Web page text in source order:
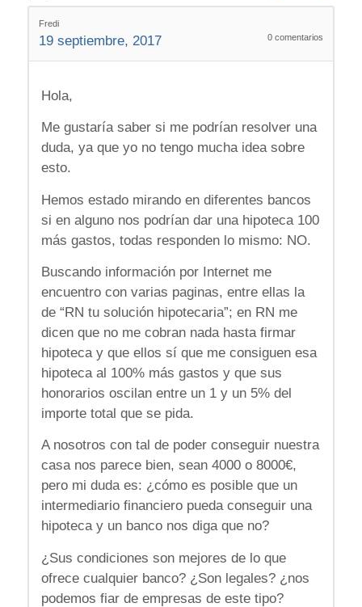
Fredi
19 septiembre, 2017 0 comentarios
Hola,
Me gustaría saber si me podrían resolver una
duda, ya que yo no tengo mucha idea sobre
esto.
Hemos estado mirando en diferentes bancos
si en alguno nos podrían dar una hipoteca 100
más gastos, todas responden lo mismo: NO.
Buscando información por Internet me
encuentro con varias paginas, entre ellas la
de “RN tu solución hipotecaria”; en RN me
dicen que no me cobran nada hasta firmar
hipoteca y que ellos sí que me consiguen esa
hipoteca al 100% más gastos y que sus
honorarios oscilan entre un 1 y un 5% del
importe total que se pida.
A nosotros con tal de poder conseguir nuestra
casa nos parece bien, sean 4000 o 8000€,
pero mi duda es: ¿cómo es posible que un
intermediario financiero pueda conseguir una
hipoteca y un banco nos diga que no?
¿Sus condiciones son mejores de lo que
ofrece cualquier banco? ¿Son legales? ¿nos
podemos fiar de empresas de este tipo?